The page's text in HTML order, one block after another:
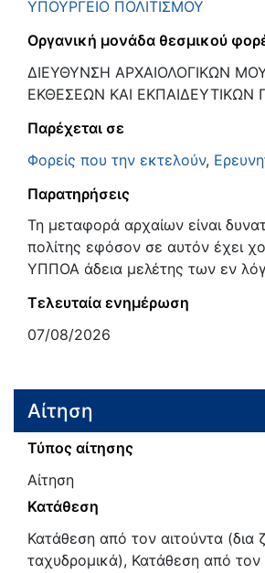
ΥΠΟΥΡΓΕΙΟ ΠΟΛΙΤΙΣΜΟΥ
Οργανική μονάδα θεσμικού
ΔΙΕΥΘΥΝΣΗ ΑΡΧΑΙΟΛΟΓΙΚΩΝ
ΕΚΘΕΣΕΩΝ ΚΑΙ
Παρέχεται σε
Φορείς που την εκτελούν,
Παρατηρήσεις
Τη μεταφορά αρχαίων είναι
πολίτης εφόσον σε αυτόν έχει
ΥΠΠΟΑ άδεια μελέτης των εν
Τελευταία ενημέρωση
07/08/2026
Αίτηση
Τύπος αίτησης
Αίτηση
Κατάθεση
Κατάθεση από τον αιτούντα (δια
ταχυδρομικά), Κατάθεση από τον